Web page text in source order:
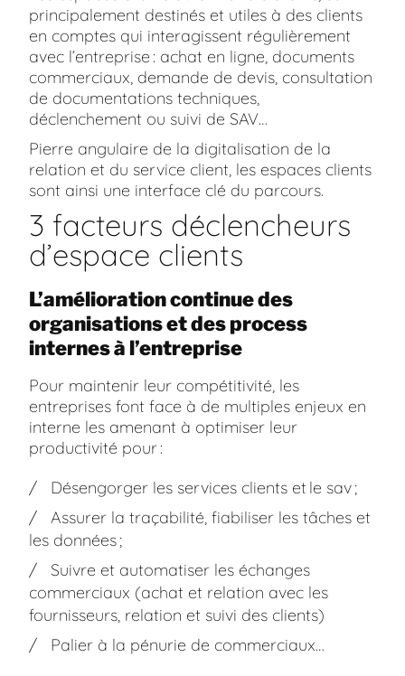
principalement destinés et utiles à des clients
en comptes qui interagissent régulièrement
avec l’entreprise : achat en ligne, documents
commerciaux, demande de devis, consultation
de documentations techniques,
déclenchement ou suivi de SAV…
Pierre angulaire de la digitalisation de la
relation et du service client, les espaces clients
sont ainsi une interface clé du parcours.
3 facteurs déclencheurs
d’espace clients
L’amélioration continue des
organisations et des process
internes à l’entreprise
Pour maintenir leur compétitivité, les
entreprises font face à de multiples enjeux en
interne les amenant à optimiser leur
productivité pour :
Désengorger les services clients et le sav ;
Assurer la traçabilité, fiabiliser les tâches et
les données ;
Suivre et automatiser les échanges
commerciaux (achat et relation avec les
fournisseurs, relation et suivi des clients)
Palier à la pénurie de commerciaux…